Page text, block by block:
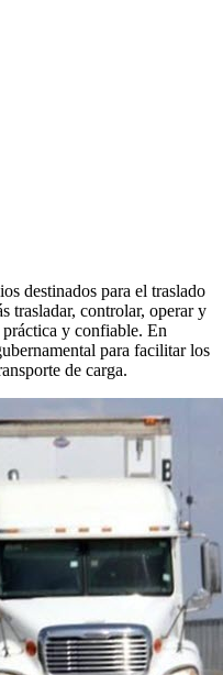
destinados para el traslado
trasladar, controlar, operar y
y confiable. En
para facilitar los
de carga.